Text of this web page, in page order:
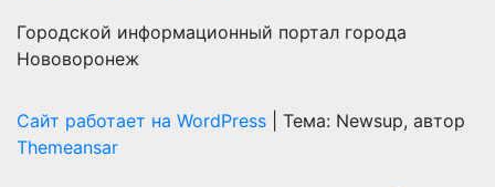
Городской информационный портал города
Нововоронеж
Сайт работает на WordPress
Тема: Newsup, автор
Themeansar